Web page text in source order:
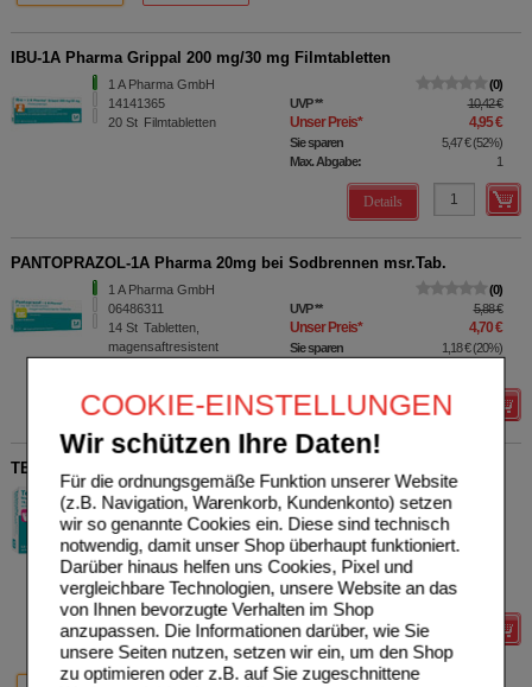
COOKIE-EINSTELLUNGEN
Wir schützen Ihre Daten!
Für die ordnungsgemäße Funktion unserer Website
(z.B. Navigation, Warenkorb, Kundenkonto) setzen
wir so genannte Cookies ein. Diese sind technisch
notwendig, damit unser Shop überhaupt funktioniert.
Darüber hinaus helfen uns Cookies, Pixel und
vergleichbare Technologien, unsere Website an das
von Ihnen bevorzugte Verhalten im Shop
anzupassen. Die Informationen darüber, wie Sie
unsere Seiten nutzen, setzen wir ein, um den Shop
zu optimieren oder z.B. auf Sie zugeschnittene
IBU-1A Pharma Grippal 200 mg/30 mg Filmtabletten
1 A Pharma GmbH
14141365
20 St Filmtabletten
0
UVP** 10,42 €
Unser Preis* 4,95 €
Sie sparen 5,47 €(52%)
Max. Abgabe:
1
Details
PANTOPRAZOL-1A Pharma 20mg bei Sodbrennen msr.Tab.
1 A Pharma GmbH
06486311
14 St Tabletten,
magensaftresistent
0
UVP** 5,88 €
Unser Preis* 4,70 €
Sie sparen 1,18 €(20%)
Details
TERBINAFIN-1A Pharma Nagell.g.Nagelpilz 78,22mg/ml
1 A Pharma GmbH
16874327
3.3ml Wirkstoffhaltiger
Nagellack
UVP**
Unser Preis*
Sie sparen 13,61 €
Grundpreis
verw. bis*****:
Details
70% 51%